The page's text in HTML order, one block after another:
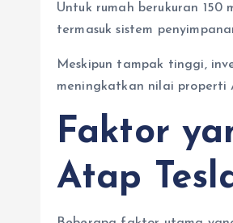
Untuk rumah berukuran
termasuk sistem
Meskipun tampak tinggi,
meningkatkan nilai properti
Faktor
Atap